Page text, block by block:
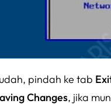
pindah ke tab
Changes, jika